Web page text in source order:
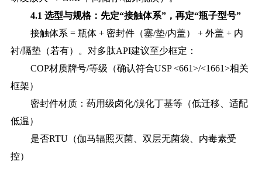
4.1 选型与规格：先定“接触体系”，再定“瓶子型号”
接触体系 = 瓶体 + 密封件（塞/垫/内盖） + 外盖 + 内
衬/隔垫（若有）。对多肽API建议至少框定：
COP材质牌号/等级（确认符合USP <661>/<1661>相关
框架）
密封件材质：药用级卤化/溴化丁基等（低迁移、适配
低温）
是否RTU（伽马辐照灭菌、双层无菌袋、内毒素受
控）